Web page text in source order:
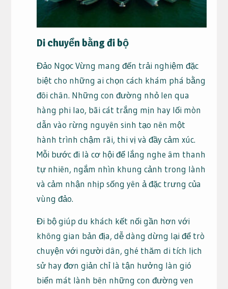
Di chuyển bằng đi bộ
Đảo Ngọc Vừng mang đến trải nghiệm đặc
biệt cho những ai chọn cách khám phá bằng
đôi chân. Những con đường nhỏ len qua
hàng phi lao, bãi cát trắng mịn hay lối mòn
dẫn vào rừng nguyên sinh tạo nên một
hành trình chậm rãi, thi vị và đầy cảm xúc.
Mỗi bước đi là cơ hội để lắng nghe âm thanh
tự nhiên, ngắm nhìn khung cảnh trong lành
và cảm nhận nhịp sống yên ả đặc trưng của
vùng đảo.
Đi bộ giúp du khách kết nối gần hơn với
không gian bản địa, dễ dàng dừng lại để trò
chuyện với người dân, ghé thăm di tích lịch
sử hay đơn giản chỉ là tận hưởng làn gió
biển mát lành bên những con đường ven